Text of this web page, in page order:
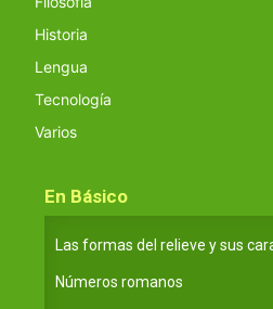
Historia
Lengua
Tecnología
Varios
En Básico
Las formas del relieve y sus
Números romanos